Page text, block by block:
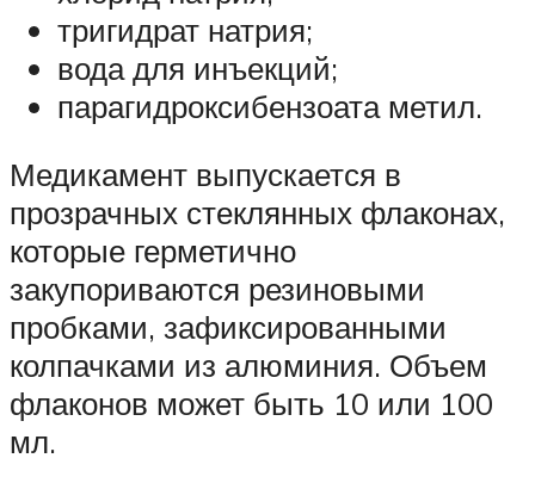
тригидрат натрия;
вода для инъекций;
парагидроксибензоата метил.
Медикамент выпускается в
прозрачных стеклянных флаконах,
которые герметично
закупориваются резиновыми
пробками, зафиксированными
колпачками из алюминия. Объем
флаконов может быть 10 или 100
мл.